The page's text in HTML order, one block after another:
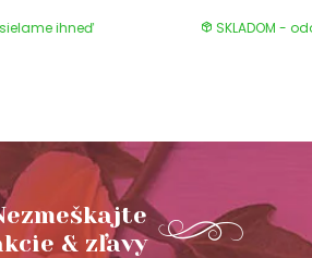
ihneď SKLADOM -
& zľavy